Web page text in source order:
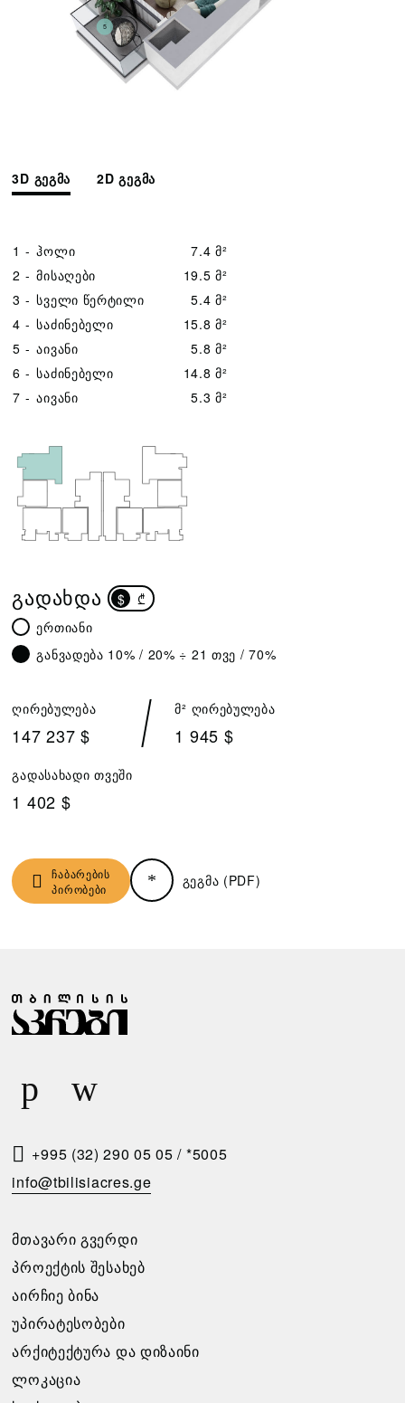
5
3D გეგმა 2D გეგმა
1 - ჰოლი
7.4 მ²
2 - მისაღები
19.5 მ²
3 - სველი წერტილი
5.4 მ²
4 - საძინებელი
15.8 მ²
5 - აივანი
5.8 მ²
6 - საძინებელი
14.8 მ²
7 - აივანი 5.3 მ²
ᲒᲐᲓᲐᲮᲓᲐ $
₾
ერთიანი
განვადება 10% / 20% ÷ 21 თვე / 70%
ღირებულება
147 237 $
მ² ღირებულება
1 945 $
გადასახადი თვეში
1 402 $
ჩაბარების
პირობები
გეგმა (PDF)
Ჩ
Ა
Ა
Რ
Ბ
Ი
Პ
Ი
Რ
Ო
Ბ
Ე
Ზ
Ა
Ი
Ს
Ო
Თ
Ო
Ვ
Ნ
Ა
გთხოვთ
შეავსოთ
+995 (32) 290 05 05 / *5005
info@tbilisiacres.ge
ᲛᲗᲐᲕᲐᲠᲘ ᲒᲕᲔᲠᲓᲘ
ᲞᲠᲝᲔᲥᲢᲘᲡ ᲨᲔᲡᲐᲮᲔᲑ
ᲐᲘᲠᲩᲘᲔ ᲑᲘᲜᲐ
ᲣᲞᲘᲠᲐᲢᲔᲡᲝᲑᲔᲑᲘ
ᲐᲠᲥᲘᲢᲔᲥᲢᲣᲠᲐ ᲓᲐ ᲓᲘᲖᲐᲘᲜᲘ
ᲚᲝᲙᲐᲪᲘᲐ